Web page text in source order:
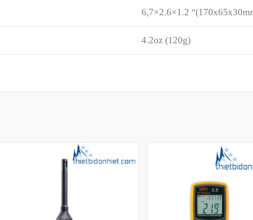
6,7×2.6×1.2
4.2oz (120g)